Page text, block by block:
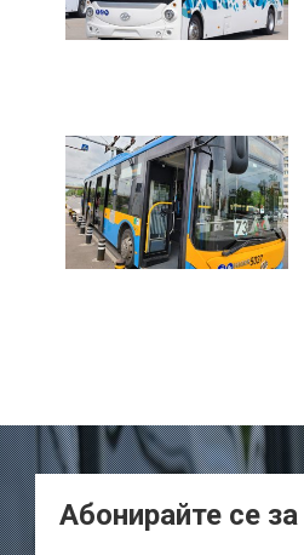
Абонирайте се